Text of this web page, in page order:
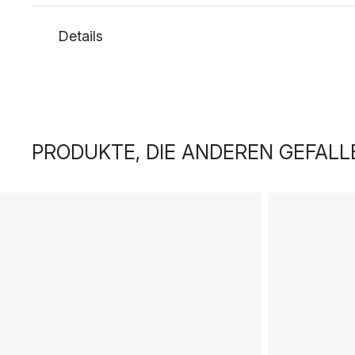
Details
PRODUKTE, DIE ANDEREN